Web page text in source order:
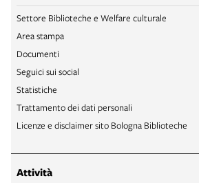
Settore Biblioteche e Welfare culturale
Area stampa
Documenti
Seguici sui social
Statistiche
Trattamento dei dati personali
Licenze e disclaimer sito Bologna Biblioteche
Attività